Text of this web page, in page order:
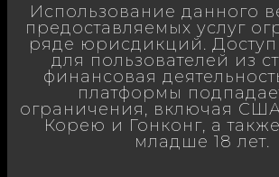
Использование данного
предоставляемых услуг
ряде юрисдикций.
для пользователей из
финансовая
платформы
ограничения, включая
Корею и Гонконг, а
младше 18 лет.